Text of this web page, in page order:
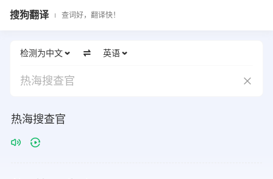
搜狗翻译 查词好，翻译快！
检测为中文 英语
热海搜查官
热海搜查官